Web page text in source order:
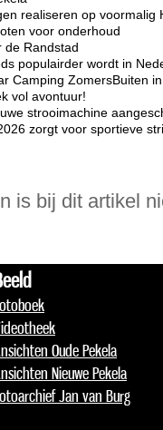
realiseren op voormalig
voor onderhoud
de Randstad
populairder wordt in
Camping ZomersBuiten
vol avontuur!
strooimachine
zorgt voor sportieve
is bij dit artikel
Oude Pekela
Nieuwe Pekela
Jan van Burg